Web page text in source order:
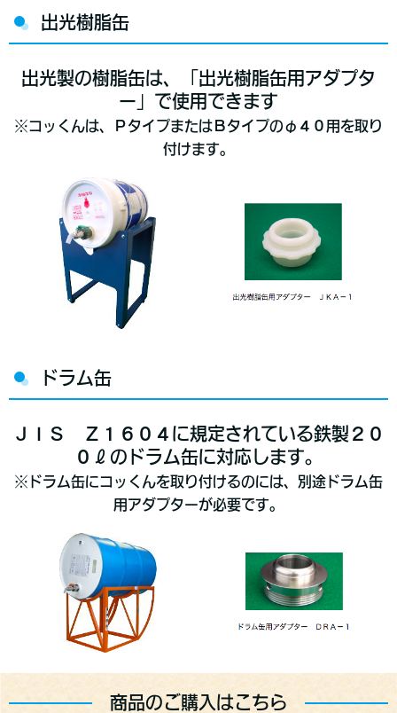
出光樹脂缶
出光製の樹脂缶は、「出光樹脂缶用アダプタ
ー」で使用できます
※コッくんは、ＰタイプまたはＢタイプのφ４０用を取り
付けます。
ドラム缶
ＪＩＳ Ｚ１６０４に規定されている鉄製２０
０ℓのドラム缶に対応します。
※ドラム缶にコッくんを取り付けるのには、別途ドラム缶
用アダプターが必要です。
商品のご購入はこちら